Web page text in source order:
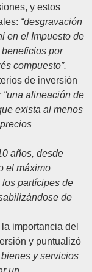
y estos
“desgravación
en el Impuesto de
por
compuesto”.
de inversión
“una alineación de
exista al menos
años, desde
el máximo
los partícipes de
de
importancia del
y puntualizó
y servicios